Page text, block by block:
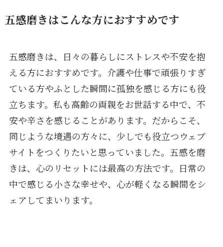
五感磨きはこんな方におすすめです
五感磨きは、日々の暮らしにストレスや不安を抱
える方におすすめです。介護や仕事で頑張りすぎ
ている方やふとした瞬間に孤独を感じる方にも役
立ちます。私も高齢の両親をお世話する中で、不
安や辛さを感じることがあります。だからこそ、
同じような境遇の方々に、少しでも役立つウェブ
サイトをつくりたいと思っていました。五感を磨
きは、心のリセットには最高の方法です。日常の
中で感じる小さな幸せや、心が軽くなる瞬間をシ
ェアしてまいります。